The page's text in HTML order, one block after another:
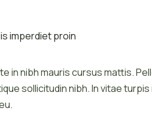
imperdiet proin
in nibh mauris cursus mattis.
sollicitudin nibh. In vitae turpis